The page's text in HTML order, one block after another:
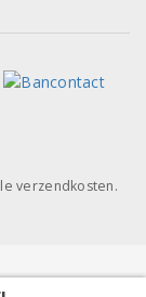
verzendkosten.